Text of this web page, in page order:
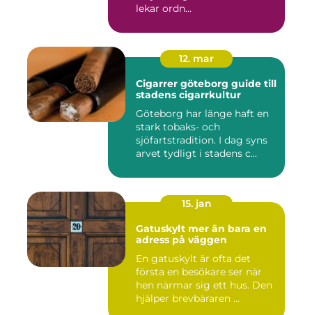
lekar ordn...
12. mar
Cigarrer göteborg guide till
stadens cigarrkultur
Göteborg har länge haft en
stark tobaks- och
sjöfartstradition. I dag syns
arvet tydligt i stadens c...
15. jan
Gatuskylt mer än bara en
adress på väggen
En gatuskylt är ofta det
första en besökare ser när
hen närmar sig ett hus. Den
hjälper brevbäraren ...